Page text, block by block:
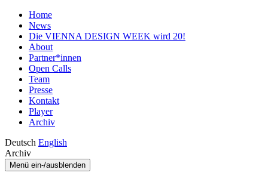
Home
News
Die VIENNA DESIGN WEEK wird 20!
About
Partner*innen
Open Calls
Team
Presse
Kontakt
Player
Archiv
Deutsch English
Archiv
Menü ein-/ausblenden